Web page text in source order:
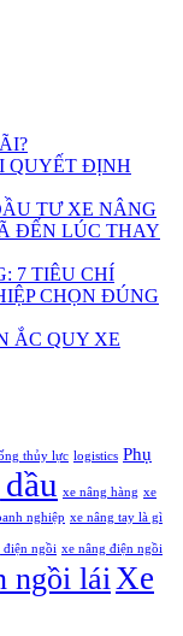
QUYẾT ĐỊNH
TƯ XE NÂNG
ĐẾN LÚC THAY
7 TIÊU CHÍ
CHỌN ĐÚNG
ẮC QUY XE
thủy lực logistics Phụ
xe nâng hàng xe
nghiệp xe nâng tay là gì
điện ngồi xe nâng điện ngồi
ngồi láiXe